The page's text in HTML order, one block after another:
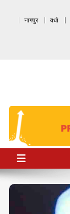
नागपुर
वर्धा